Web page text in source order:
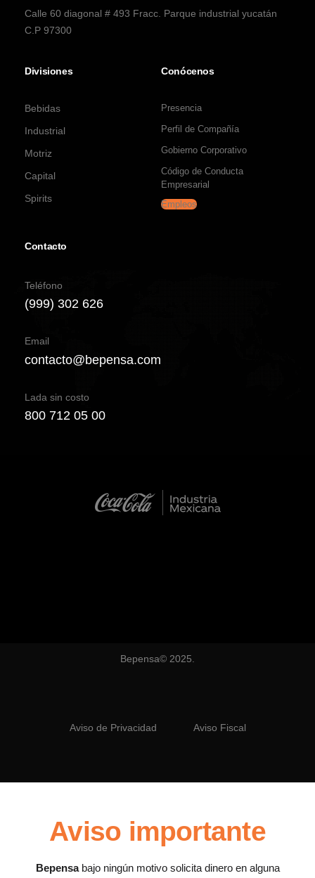
Calle 60 diagonal # 493 Fracc. Parque industrial yucatán
C.P 97300
Divisiones
Bebidas
Industrial
Motriz
Capital
Spirits
Conócenos
Presencia
Perfil de Compañía
Gobierno Corporativo
Código de Conducta
Empresarial
Empleos
Contacto
Teléfono
(999) 302 626
Email
contacto@bepensa.com
Lada sin costo
800 712 05 00
Bepensa© 2025.
Aviso de Privacidad Aviso Fiscal
Aviso importante
Bepensabajo ningún motivo solicita dinero en alguna